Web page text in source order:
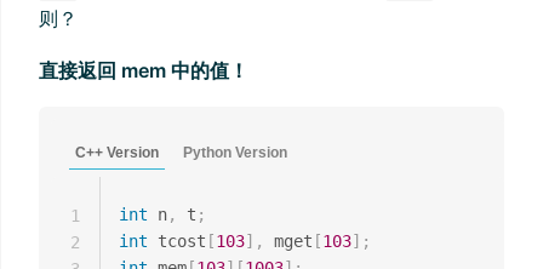
则？
直接返回 mem 中的值！
C++ Version Python Version
int n, t ;
int tcost [103] , mget [103] ;
1
2